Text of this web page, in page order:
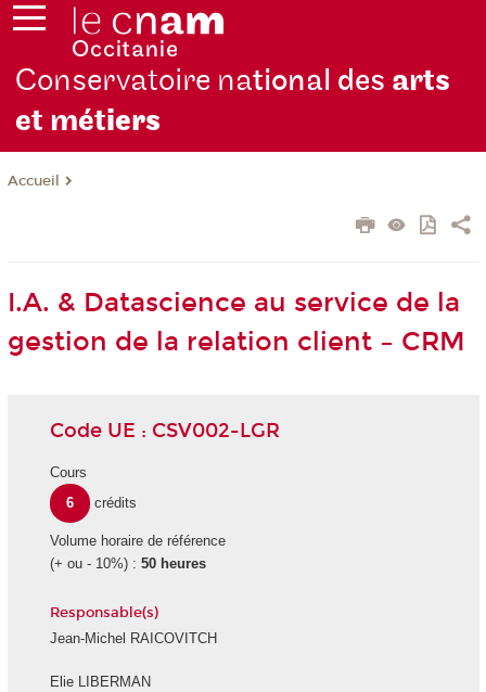
Conservatoire national des arts
et métiers
Accueil
I.A. & Datascience au service de la
gestion de la relation client – CRM
Code UE : CSV002-LGR
Cours
6
crédits
Volume horaire de référence
(+ ou - 10%) : 50 heures
Responsable(s)
Jean-Michel RAICOVITCH
Elie LIBERMAN